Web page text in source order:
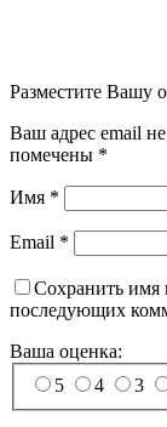
Разместите Вашу
Ваш адрес email
помечены *
Имя *
Email *
Сохранить имя
последующих
Ваша оценка:
5
4 3